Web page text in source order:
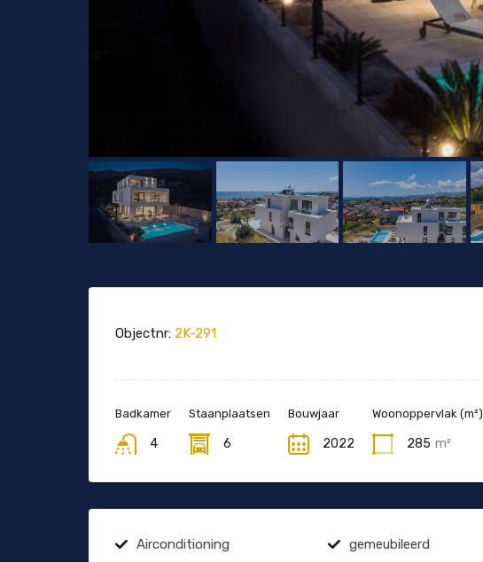
Objectnr: 2K-291
Badkamer
4
Staanplaatsen
6
Bouwjaar
2022
Woonoppervlak (m²)
285 m²
Airconditioning gemeubileerd